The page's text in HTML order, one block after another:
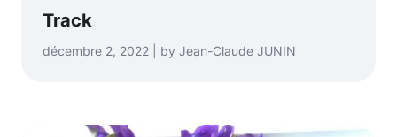
Track
décembre 2, 2022 | by Jean-Claude JUNIN